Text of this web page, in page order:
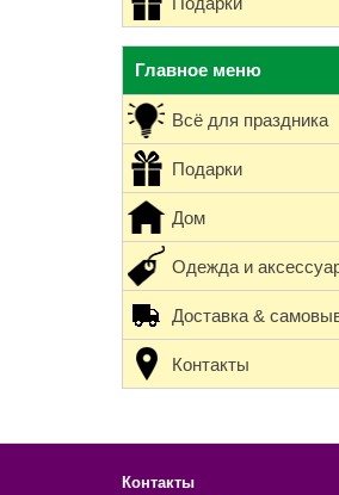
Главное меню
Всё для праздника
Подарки
Дом
Одежда и
Доставка &
Контакты
Контакты